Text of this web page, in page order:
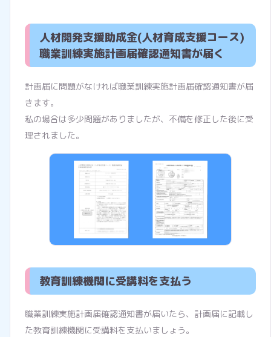
人材開発支援助成金(人材育成支援コース)
職業訓練実施計画届確認通知書が届く
計画届に問題がなければ職業訓練実施計画届確認通知書が届
きます。
私の場合は多少問題がありましたが、不備を修正した後に受
理されました。
教育訓練機関に受講料を支払う
職業訓練実施計画届確認通知書が届いたら、計画届に記載し
た教育訓練機関に受講料を支払いましょう。